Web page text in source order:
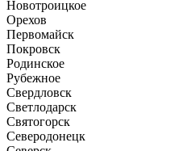
Новотроицкое
Орехов
Первомайск
Покровск
Родинское
Рубежное
Свердловск
Светлодарск
Святогорск
Северодонецк